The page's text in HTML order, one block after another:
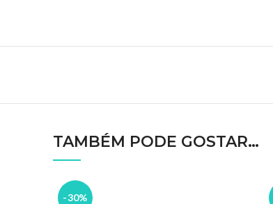
TAMBÉM PODE GOSTAR…
-30%